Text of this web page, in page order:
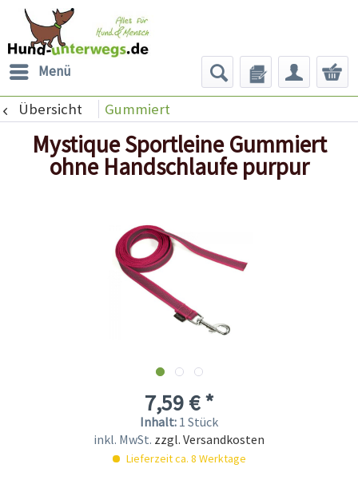
Menü
Übersicht Gummiert
Mystique Sportleine Gummiert
ohne Handschlaufe purpur
7,59 € *
Inhalt: 1 Stück
inkl. MwSt. zzgl. Versandkosten
Lieferzeit ca. 8 Werktage